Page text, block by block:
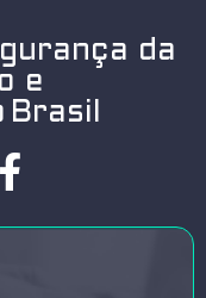
da
e